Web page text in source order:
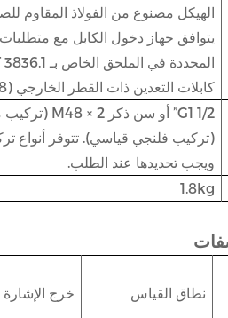
الهيكل مصنوع من الفولاذ المقاوم
كابلات التعدين ذات القطر الخارجي (8–12) mm.
(تركيب فلنجي قياسي). تتوفر أنواع
ويجب تحديدها عند الطلب.
1.8kg
نطاق القياس خرج الإشارة